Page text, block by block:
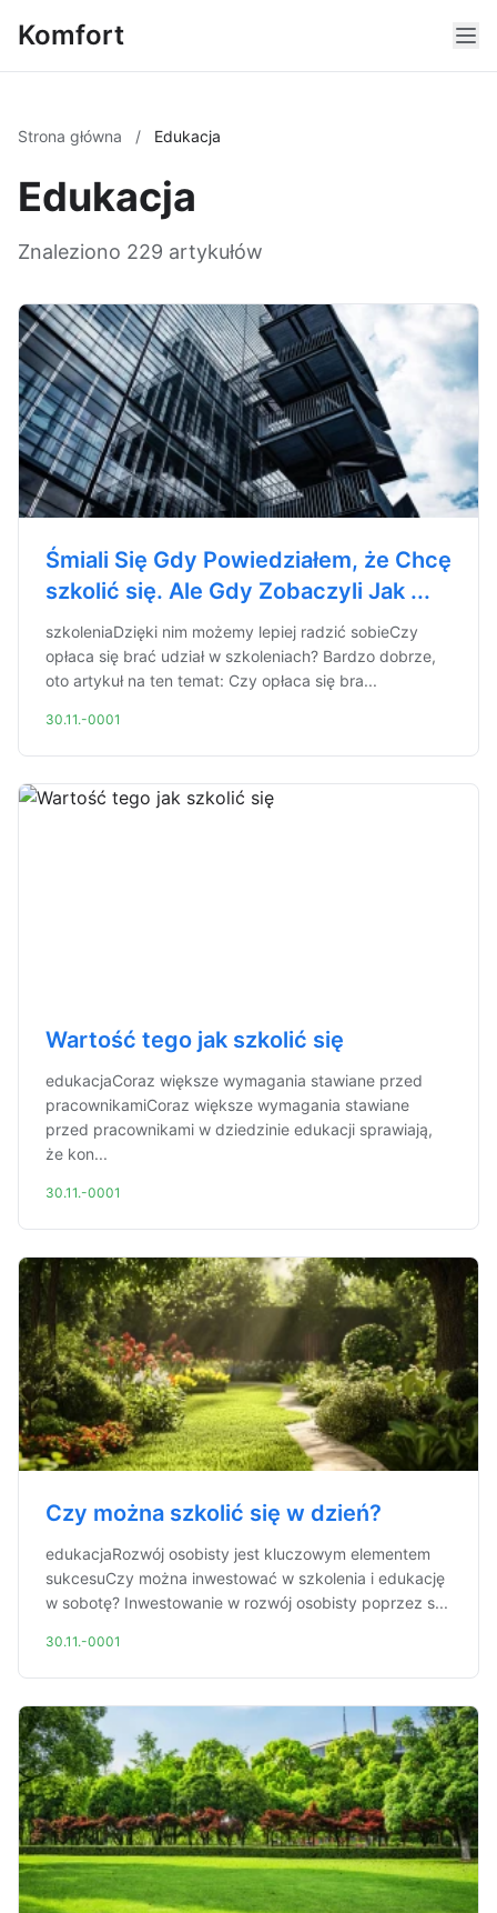
Komfort
Strona główna / Edukacja
Edukacja
Znaleziono 229 artykułów
Śmiali Się Gdy Powiedziałem, że Chcę
szkolić się. Ale Gdy Zobaczyli Jak ...
szkoleniaDzięki nim możemy lepiej radzić sobieCzy
opłaca się brać udział w szkoleniach? Bardzo dobrze,
oto artykuł na ten temat: Czy opłaca się bra...
30.11.-0001
Wartość tego jak szkolić się
edukacjaCoraz większe wymagania stawiane przed
pracownikamiCoraz większe wymagania stawiane
przed pracownikami w dziedzinie edukacji sprawiają,
że kon...
30.11.-0001
Czy można szkolić się w dzień?
edukacjaRozwój osobisty jest kluczowym elementem
sukcesuCzy można inwestować w szkolenia i edukację
w sobotę? Inwestowanie w rozwój osobisty poprzez s...
30.11.-0001